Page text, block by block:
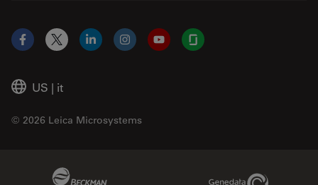
US | it
© 2026 Leica Microsystems
Facebook
X LinkedInInstagramYouTubeGlassdoor
Genedata Link